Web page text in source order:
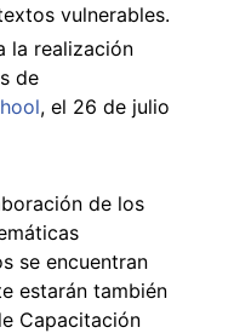
vulnerables.
la realización
de
, el 26 de julio
de los
se encuentran
estarán también
Capacitación